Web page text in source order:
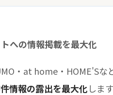
への情報掲載を最大化
・at home・HOME'S
情報の露出を最大化しま